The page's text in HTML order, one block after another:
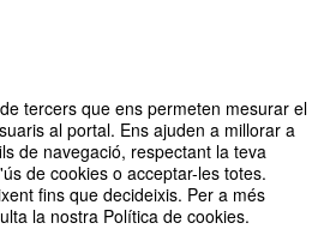
tercers que ens permeten mesurar el
al portal. Ens ajuden a millorar a
de navegació, respectant la teva
de cookies o acceptar-les totes.
fins que decideixis. Per a més
la nostra Política de cookies.
i Ciències del Llenguatge UPF —
— Societat Catalana de Llengua i